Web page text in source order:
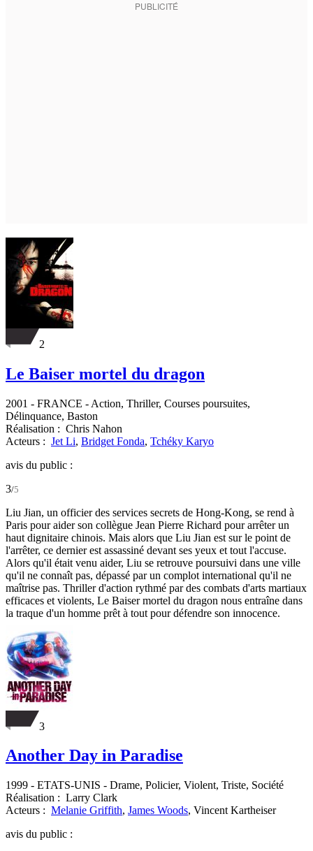
2
Le Baiser mortel du dragon
2001 - FRANCE - Action, Thriller, Courses poursuites,
Délinquance, Baston
Réalisation : Chris Nahon
Acteurs : Jet Li, Bridget Fonda, Tchéky Karyo
avis du public :
3/5
Liu Jian, un officier des services secrets de Hong-Kong, se rend à
Paris pour aider son collègue Jean Pierre Richard pour arrêter un
haut dignitaire chinois. Mais alors que Liu Jian est sur le point de
l'arrêter, ce dernier est assassiné devant ses yeux et tout l'accuse.
Alors qu'il était venu aider, Liu se retrouve poursuivi dans une ville
qu'il ne connaît pas, dépassé par un complot international qu'il ne
maîtrise pas. Thriller d'action rythmé par des combats d'arts martiaux
efficaces et violents, Le Baiser mortel du dragon nous entraîne dans
la traque d'un homme prêt à tout pour défendre son innocence.
3
Another Day in Paradise
1999 - ETATS-UNIS - Drame, Policier, Violent, Triste, Société
Réalisation : Larry Clark
Acteurs : Melanie Griffith, James Woods, Vincent Kartheiser
avis du public :